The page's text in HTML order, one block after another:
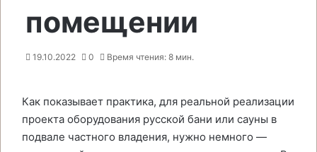
помещении
19.10.2022 0 Время чтения: 8 мин.
Как показывает практика, для реальной реализации
проекта оборудования русской бани или сауны в
подвале частного владения, нужно немного —